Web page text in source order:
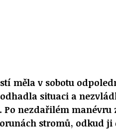
měla v sobotu
situaci a
Po nezdařilém manévru
stromů, odkud ji